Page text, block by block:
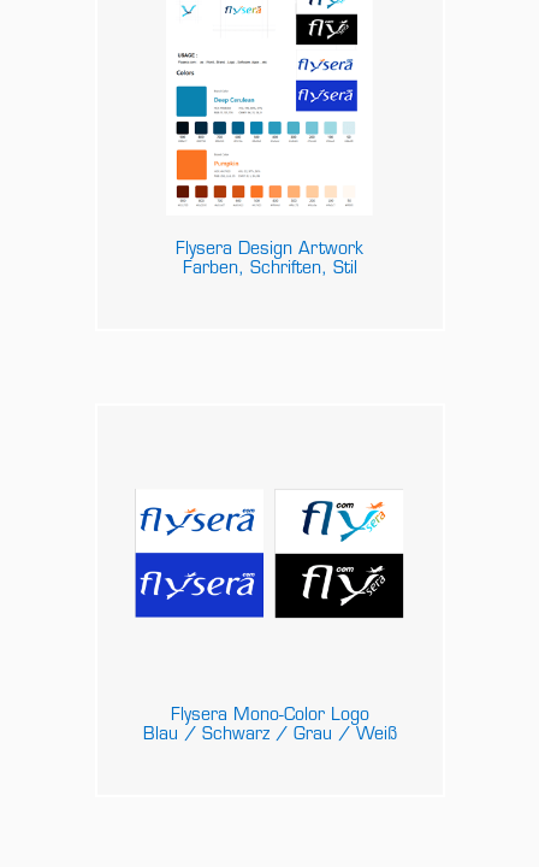
Flysera Design Artwork
Farben, Schriften, Stil
Flysera Mono-Color Logo
Blau / Schwarz / Grau / Weiß